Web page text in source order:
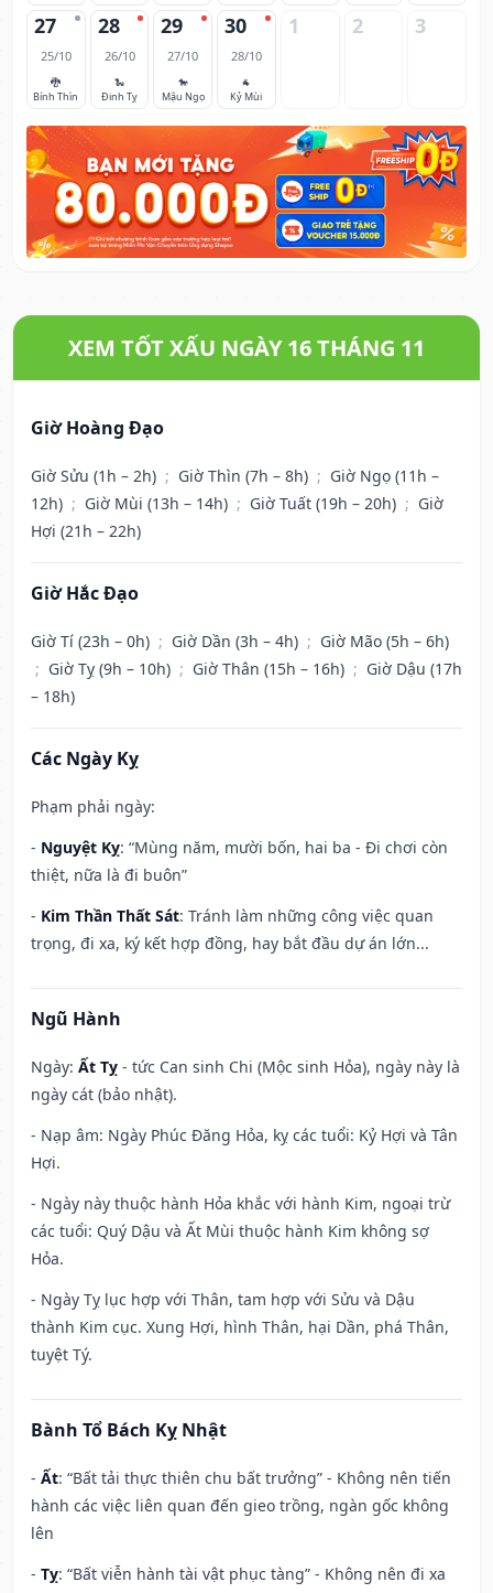
27
25/10
🐉
Bính Thìn
28
26/10
🐍
Đinh Tỵ
29
27/10
🐎
Mậu Ngọ
30
28/10
🐐
Kỷ Mùi
1 2 3
XEM TỐT XẤU NGÀY 16 THÁNG 11
Giờ Hoàng Đạo
Giờ Sửu (1h – 2h) ; Giờ Thìn (7h – 8h) ; Giờ Ngọ (11h –
12h) ; Giờ Mùi (13h – 14h) ; Giờ Tuất (19h – 20h) ; Giờ
Hợi (21h – 22h)
Giờ Hắc Đạo
Giờ Tí (23h – 0h) ; Giờ Dần (3h – 4h) ; Giờ Mão (5h – 6h)
; Giờ Tỵ (9h – 10h) ; Giờ Thân (15h – 16h) ; Giờ Dậu (17h
– 18h)
Các Ngày Kỵ
Phạm phải ngày:
- Nguyệt Kỵ: “Mùng năm, mười bốn, hai ba - Đi chơi còn
thiệt, nữa là đi buôn”
- Kim Thần Thất Sát: Tránh làm những công việc quan
trọng, đi xa, ký kết hợp đồng, hay bắt đầu dự án lớn...
Ngũ Hành
Ngày: Ất Tỵ - tức Can sinh Chi (Mộc sinh Hỏa), ngày này là
ngày cát (bảo nhật).
- Nạp âm: Ngày Phúc Đăng Hỏa, kỵ các tuổi: Kỷ Hợi và Tân
Hợi.
- Ngày này thuộc hành Hỏa khắc với hành Kim, ngoại trừ
các tuổi: Quý Dậu và Ất Mùi thuộc hành Kim không sợ
Hỏa.
- Ngày Tỵ lục hợp với Thân, tam hợp với Sửu và Dậu
thành Kim cục. Xung Hợi, hình Thân, hại Dần, phá Thân,
tuyệt Tý.
Bành Tổ Bách Kỵ Nhật
- Ất: “Bất tải thực thiên chu bất trưởng” - Không nên tiến
hành các việc liên quan đến gieo trồng, ngàn gốc không
lên
- Tỵ: “Bất viễn hành tài vật phục tàng” - Không nên đi xa